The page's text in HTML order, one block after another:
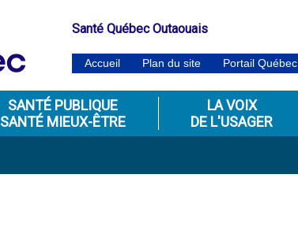
Santé Québec Outaouais
Accueil Plan du site Portail Québec
SANTÉ PUBLIQUE
SANTÉ MIEUX-ÊTRE
LA VOIX
DE L'USAGER